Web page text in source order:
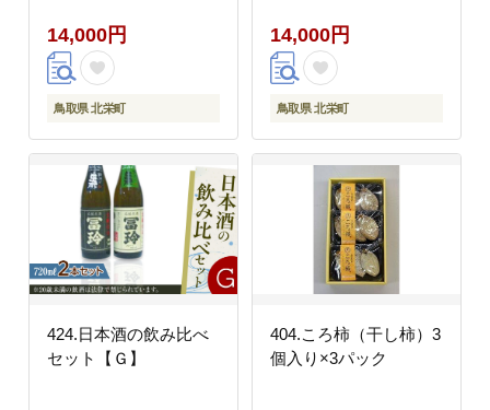
14,000円
鳥取県 北栄町
14,000円
鳥取県 北栄町
424.日本酒の飲み比べ
セット【Ｇ】
404.ころ柿（干し柿）3
個入り×3パック